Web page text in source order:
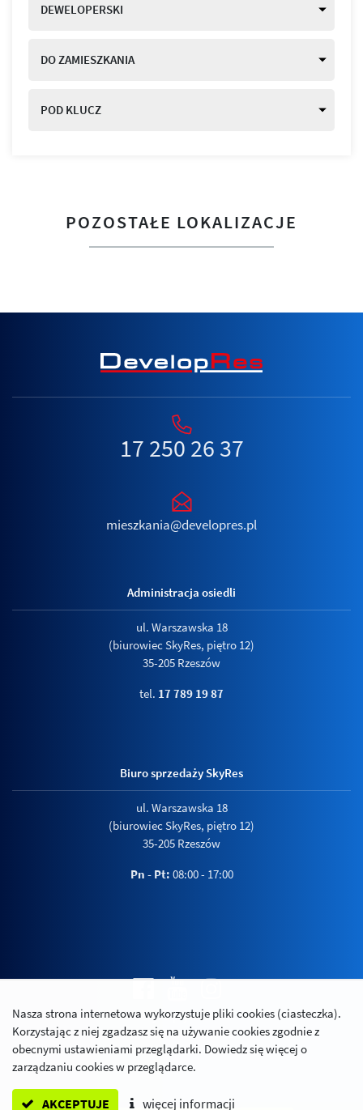
DEWELOPERSKI
DO ZAMIESZKANIA
POD KLUCZ
POZOSTAŁE LOKALIZACJE
17 250 26 37
mieszkania@developres.pl
Administracja osiedli
ul. Warszawska 18
(biurowiec SkyRes, piętro 12)
35-205 Rzeszów
tel. 17 789 19 87
Biuro sprzedaży SkyRes
ul. Warszawska 18
(biurowiec SkyRes, piętro 12)
35-205 Rzeszów
Pn - Pt: 08:00 - 17:00
Polityka prywatności
Relacje inwestorskie
Nasza strona internetowa wykorzystuje pliki cookies (ciasteczka).
Korzystając z niej zgadzasz się na używanie cookies zgodnie z
obecnymi ustawieniami przeglądarki. Dowiedz się więcej o
zarządzaniu cookies w przeglądarce.
AKCEPTUJE więcej informacji